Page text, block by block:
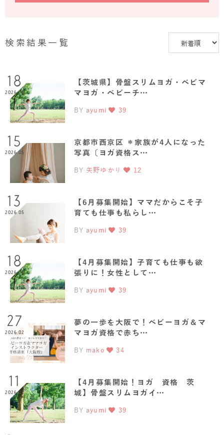
検索結果一覧
18
2026.06
【茨城県】骨盤スリムヨガ・ベビマ
マヨガ・ベビーチ…
BY ayumi 39
15
2026.05
京都市西京区 ＊家族が4人になった
写真〔ヨガ資格ス…
BY 矢野ゆかり 12
13
2026.05
【6月募集開始】ママだからこそ子
育ても仕事も私らし…
BY ayumi 39
18
2026.03
【4月募集開始】子育ても仕事も欲
張りに！女性として…
BY ayumi 39
27
2026.02
夢の一歩を大阪で！ベビーヨガ＆マ
マヨガ資格で赤ち…
BY mako 34
11
2026.02
【4月募集開始！ヨガ 資格 茨
城】骨盤スリムヨガイ…
BY ayumi 39